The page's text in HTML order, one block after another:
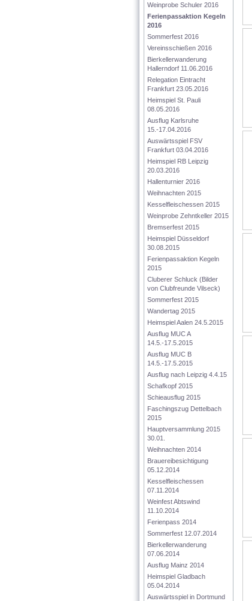
Weinprobe Schuler 2016
Ferienpassaktion Kegeln
2016
Sommerfest 2016
Vereinsschießen 2016
Bierkellerwanderung
Hallerndorf 11.06.2016
Relegation Eintracht
Frankfurt 23.05.2016
Heimspiel St. Pauli
08.05.2016
Ausflug Karlsruhe
15.-17.04.2016
Auswärtsspiel FSV
Frankfurt 03.04.2016
Heimspiel RB Leipzig
20.03.2016
Hallenturnier 2016
Weihnachten 2015
Kesselfleischessen 2015
Weinprobe Zehntkeller 2015
Bremserfest 2015
Heimspiel Düsseldorf
30.08.2015
Ferienpassaktion Kegeln
2015
Cluberer Schluck (Bilder
von Clubfreunde Vilseck)
Sommerfest 2015
Wandertag 2015
Heimspiel Aalen 24.5.2015
Ausflug MUC A
14.5.-17.5.2015
Ausflug MUC B
14.5.-17.5.2015
Ausflug nach Leipzig 4.4.15
Schafkopf 2015
Schieausflug 2015
Faschingszug Dettelbach
2015
Hauptversammlung 2015
30.01.
Weihnachten 2014
Brauereibesichtigung
05.12.2014
Kesselfleischessen
07.11.2014
Weinfest Abtswind
11.10.2014
Ferienpass 2014
Sommerfest 12.07.2014
Bierkellerwanderung
07.06.2014
Ausflug Mainz 2014
Heimspiel Gladbach
05.04.2014
Auswärtsspiel in Dortmund